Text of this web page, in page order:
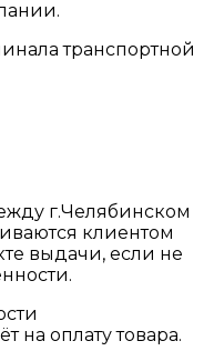
транспортной
г.Челябинском
клиентом
выдачи, если не
на оплату товара.